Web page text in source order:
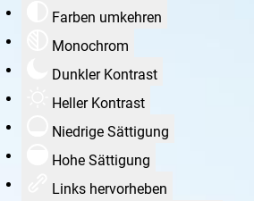
Farben umkehren
Monochrom
Dunkler Kontrast
Heller Kontrast
Niedrige Sättigung
Hohe Sättigung
Links hervorheben